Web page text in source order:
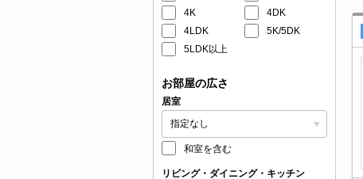
4K
4DK
4LDK
5K/5DK
5LDK以上
お部屋の広さ
居室
和室を含む
リビング・ダイニング・キッチン